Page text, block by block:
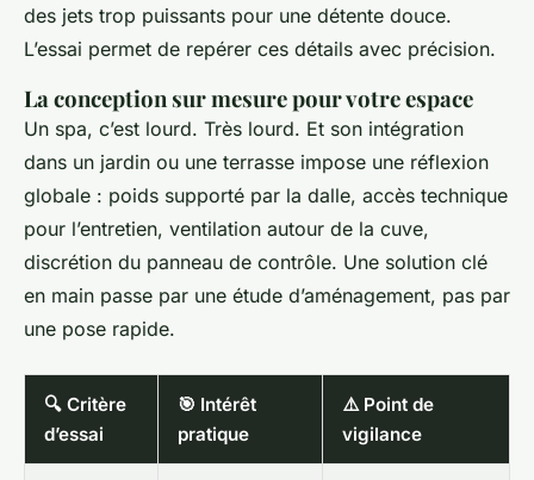
des jets trop puissants pour une détente douce.
L’essai permet de repérer ces détails avec précision.
La conception sur mesure pour votre espace
Un spa, c’est lourd. Très lourd. Et son intégration
dans un jardin ou une terrasse impose une réflexion
globale : poids supporté par la dalle, accès technique
pour l’entretien, ventilation autour de la cuve,
discrétion du panneau de contrôle. Une solution clé
en main passe par une étude d’aménagement, pas par
une pose rapide.
🔍 Critère
d’essai
🎯 Intérêt
pratique
⚠️ Point de
vigilance